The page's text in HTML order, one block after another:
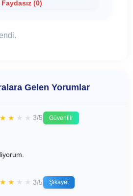
Faydasız (0)
Gelen Yorumlar
★ ★ ★ ★ 3/5 Güvenilir
★ ★ ★ ★ 3/5
Şikayet